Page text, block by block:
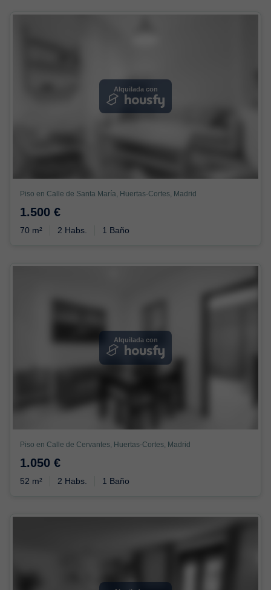
Alquilada con
Piso en Calle de Santa María, Huertas-Cortes, Madrid
1.500 €
70 m² 2 Habs. 1 Baño
Alquilada con
Piso en Calle de Cervantes, Huertas-Cortes, Madrid
1.050 €
52 m² 2 Habs. 1 Baño